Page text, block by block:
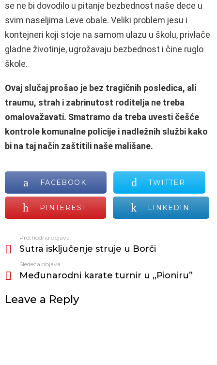
se ne bi dovodilo u pitanje bezbednost naše dece u
svim naseljima Leve obale. Veliki problem jesu i
kontejneri koji stoje na samom ulazu u školu, privlače
gladne životinje, ugrožavaju bezbednost i čine ruglo
škole.
Ovaj slučaj prošao je bez tragičnih posledica, ali
traumu, strah i zabrinutost roditelja ne treba
omalovažavati. Smatramo da treba uvesti češće
kontrole komunalne policije i nadležnih službi kako
bi na taj način zaštitili naše mališane.
FACEBOOK TWITTER
PINTEREST LINKEDIN
još
Prethodna objava
Sutra isključenje struje u Borči
Sledeća objava
Međunarodni karate turnir u „Pioniru”
Leave a Reply